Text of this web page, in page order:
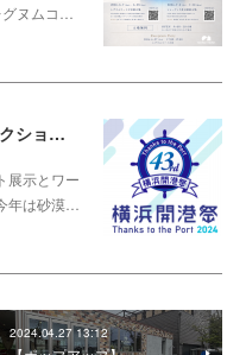
ヌムコ…
第43回横浜開港祭2024 海ごみワークショップ
展示とワー
年は砂漠…
2024.04.27 13:12